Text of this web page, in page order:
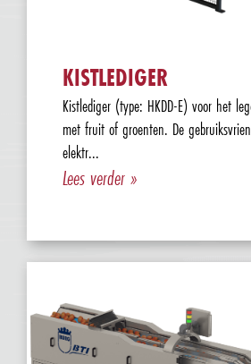
KISTLEDIGER
Kistlediger (type: HKDD-E) voor het
met fruit of groenten. De
elektr...
Lees verder »